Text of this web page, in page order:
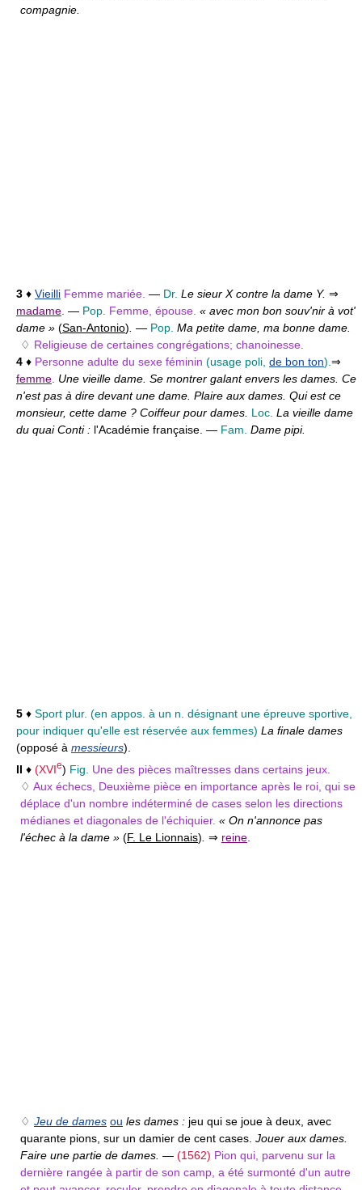
compagnie.
3 ♦ Vieilli Femme mariée. — Dr. Le sieur X contre la dame Y. ⇒
madame — Pop. Femme, épouse. « avec mon bon souv'nir à vot'
dame » (San-Antonio) — Pop. Ma petite dame, ma bonne dame.
♢ Religieuse de certaines congrégations; chanoinesse.
4 ♦ Personne adulte du sexe féminin (usage poli, de bon ton). ⇒
femme Une vieille dame. Se montrer galant envers les dames. Ce
n'est pas à dire devant une dame. Plaire aux dames. Qui est ce
monsieur, cette dame ? Coiffeur pour dames. Loc. La vieille dame
du quai Conti : l'Académie française. — Fam. Dame pipi.
5 ♦ Sport plur. (en appos. à un n. désignant une épreuve sportive,
pour indiquer qu'elle est réservée aux femmes) La finale dames
(opposé à messieurs).
II ♦ (XVIe) Fig.
Une des pièces maîtresses dans certains jeux.
♢ Aux échecs, Deuxième pièce en importance après le roi, qui se
déplace d'un nombre indéterminé de cases selon les directions
médianes et diagonales de l'échiquier. « On n'annonce pas
l'échec à la dame » (F. Le Lionnais) ⇒ reine
♢ Jeu de dames ou les dames : jeu qui se joue à deux, avec
quarante pions, sur un damier de cent cases. Jouer aux dames.
Faire une partie de dames. — (1562) Pion qui, parvenu sur la
dernière rangée à partir de son camp, a été surmonté d'un autre